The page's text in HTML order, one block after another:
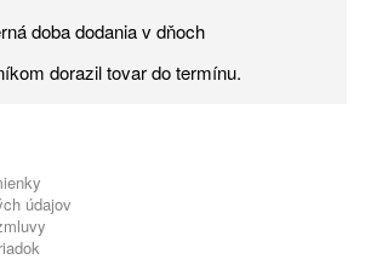
doba dodania v dňoch
dorazil tovar do termínu.
údajov